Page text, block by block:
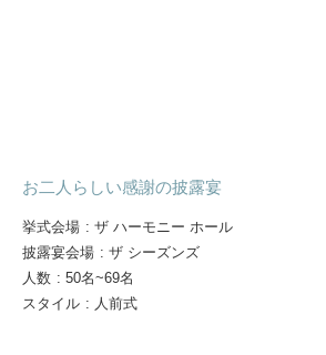
お二人らしい感謝の披露宴
挙式会場 : ザ ハーモニー ホール
披露宴会場 : ザ シーズンズ
人数 : 50名~69名
スタイル : 人前式